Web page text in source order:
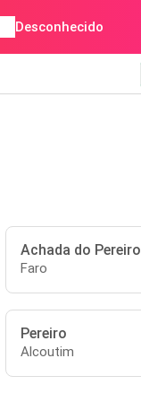
Desconhecido
Achada do Pereiro
Faro
Pereiro
Alcoutim